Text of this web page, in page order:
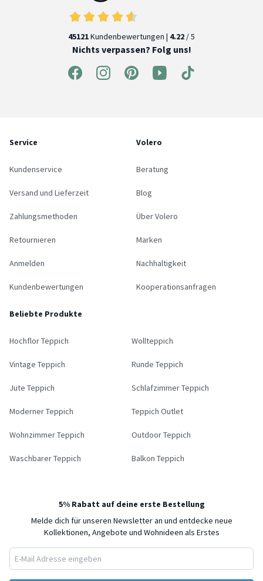
45121Kundenbewertungen | 4.22 / 5
Nichts verpassen? Folg uns!
Service
Kundenservice
Versand und Lieferzeit
Zahlungsmethoden
Retournieren
Anmelden
Kundenbewertungen
Volero
Beratung
Blog
Über Volero
Marken
Nachhaltigkeit
Kooperationsanfragen
Beliebte Produkte
Hochflor Teppich Wollteppich
Vintage Teppich Runde Teppich
Jute Teppich Schlafzimmer Teppich
Moderner Teppich Teppich Outlet
Wohnzimmer Teppich Outdoor Teppich
Waschbarer Teppich Balkon Teppich
5% Rabatt auf deine erste Bestellung
Melde dich für unseren Newsletter an und entdecke neue
Kollektionen, Angebote und Wohnideen als Erstes